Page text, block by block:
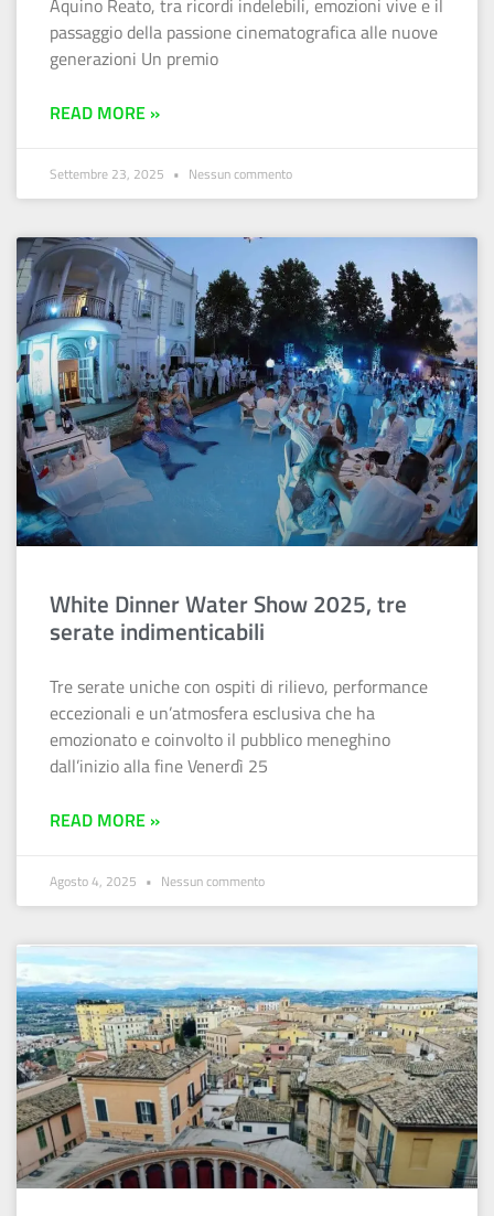
Aquino Reato, tra ricordi indelebili, emozioni vive e il
passaggio della passione cinematografica alle nuove
generazioni Un premio
READ MORE »
Settembre 23, 2025 Nessun commento
White Dinner Water Show 2025, tre
serate indimenticabili
Tre serate uniche con ospiti di rilievo, performance
eccezionali e un’atmosfera esclusiva che ha
emozionato e coinvolto il pubblico meneghino
dall’inizio alla fine Venerdì 25
READ MORE »
Agosto 4, 2025 Nessun commento